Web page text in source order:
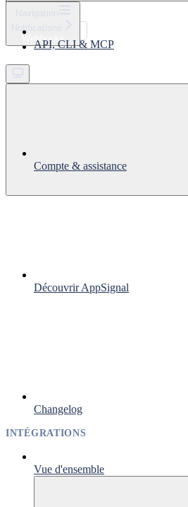
Get started
Notifications
Webhooks
API, CLI & MCP
Compte & assistance
Découvrir AppSignal
Changelog
INTÉGRATIONS
Vue d'ensemble